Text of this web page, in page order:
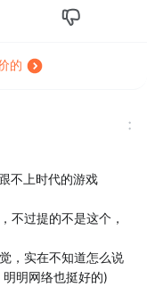
塔、西式公主裙、日
裙子。中式风格如果
特别繁琐。通关主线
娃式制作，先要有大
，之后还要一堆B来制
你要一点又一点扫
刷取次数限制的材
最少时间的，最多的
道去哪里反馈，反馈
，现如今依旧如此。
。并且还可能会叠加这
给你多次播放相同又重
么古老的东西，简直无
。的
不上时代的游戏
不过提的不是这个，
，实在不知道怎么说
明网络也挺好的)